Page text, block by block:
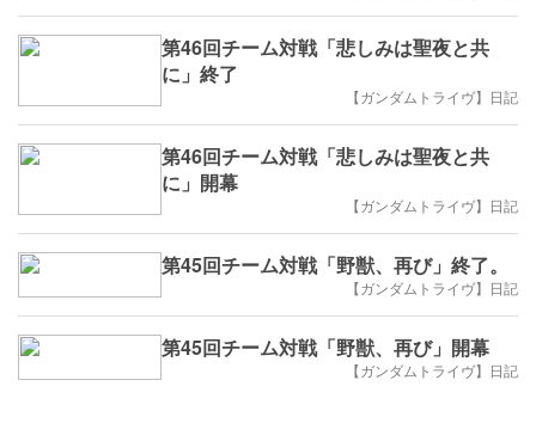
第46回チーム対戦「悲しみは聖夜と共
に」終了
【ガンダムトライヴ】日記
第46回チーム対戦「悲しみは聖夜と共
に」開幕
【ガンダムトライヴ】日記
第45回チーム対戦「野獣、再び」終了。
【ガンダムトライヴ】日記
第45回チーム対戦「野獣、再び」開幕
【ガンダムトライヴ】日記